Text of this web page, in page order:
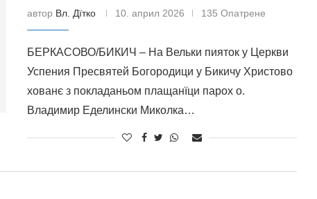
автор Вл. Дїтко 10. април 2026 135 Опатрене
БЕРКАСОВО/БИКИЧ – На Вельки пияток у Церкви
Успения Пресвятей Богородици у Бикичу Христово
хованє з покладаньом плащанїци парох о.
Владимир Еделински Миколка…